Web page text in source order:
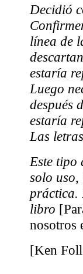
Decidió
línea de
estaría
Luego
después
estaría
Las
Este tipo
solo
práctica.
libro
nosotros
[Ken